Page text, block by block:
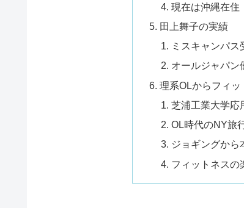
現在は沖縄在住
田上舞子の実績
ミスキャンパス
オールジャパン
理系OLからフィッ
芝浦工業大学応
OL時代のNY旅
ジョギングから
フィットネスの